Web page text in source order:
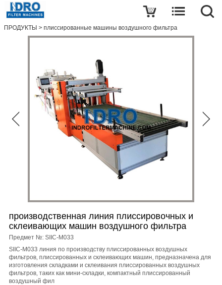
ПРОДУКТЫ > плиссированные машины воздушного фильтра
производственная линия плиссировочных и
склеивающих машин воздушного фильтра
Предмет №: SIIC-M033
SIIC-M033 линия по производству плиссированных воздушных
фильтров, плиссированных и склеивающих машин, предназначена для
изготовления складками и склеивания плиссированных воздушных
фильтров, таких как мини-складки, компактный плиссированный
воздушный фил
Написать обзор
производственная
машин
воздушного
фильтра
сообщение